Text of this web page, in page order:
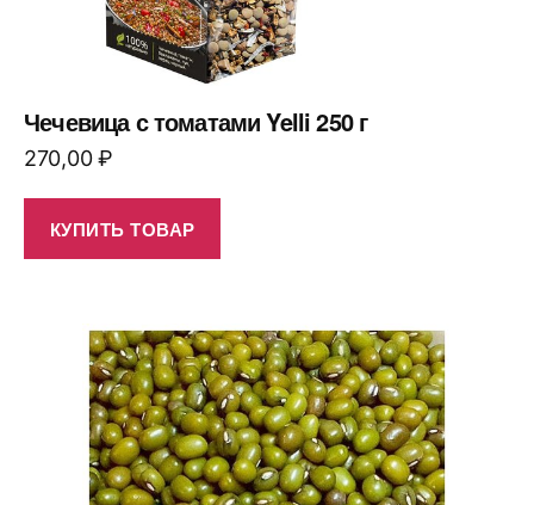
Чечевица с томатами Yelli 250 г
270,00₽
КУПИТЬ ТОВАР